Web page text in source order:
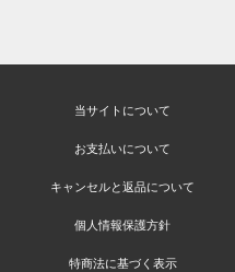
当サイトについて
お支払いについて
キャンセルと返品について
個人情報保護方針
特商法に基づく表示